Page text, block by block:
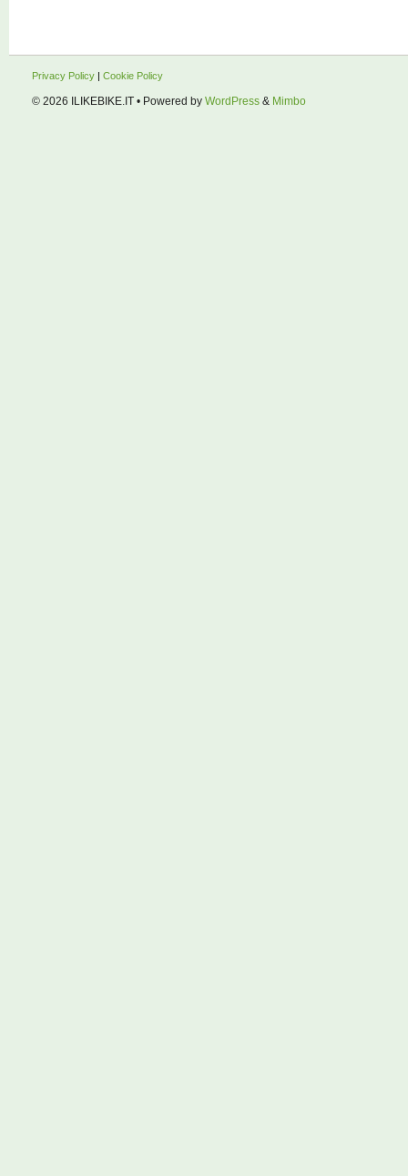
Privacy Policy Cookie Policy
© 2026 ILIKEBIKE.IT • Powered by WordPress & Mimbo